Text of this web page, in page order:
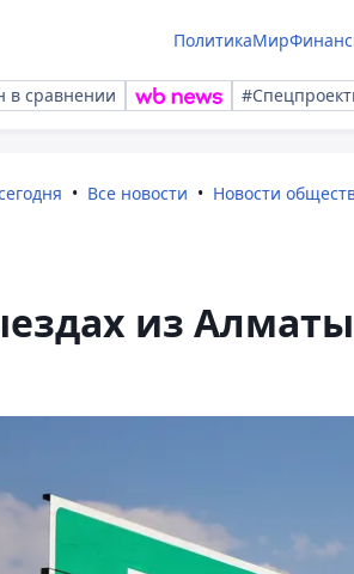
ПолитикаМир
в сравнении
Все новости Новости
из